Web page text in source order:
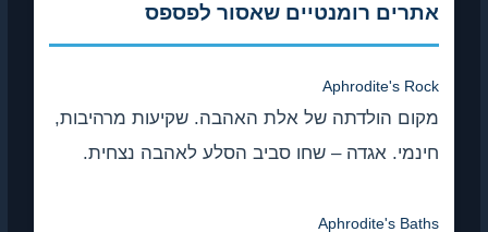
אתרים רומנטיים שאסור לפספס
Aphrodite's Rock
מקום הולדתה של אלת האהבה. שקיעות מרהיבות,
חינמי. אגדה – שחו סביב הסלע לאהבה נצחית.
Aphrodite's Baths